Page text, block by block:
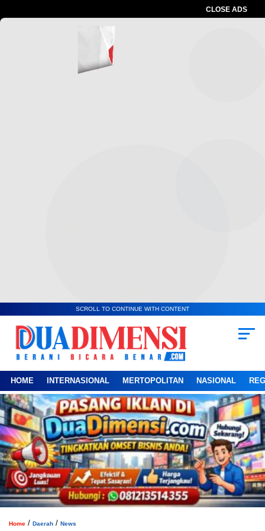
CLOSE ADS
SCROLL TO CONTINUE WITH CONTENT
HOME INTERNASIONAL MERTOPOLITAN NASIONAL
Home / Daerah / News